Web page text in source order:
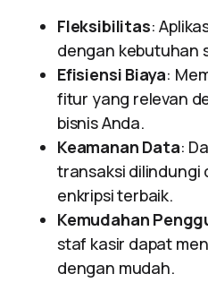
Fleksibilitas:
dengan kebutuhan
Efisiensi Biaya:
fitur yang relevan
bisnis Anda.
Keamanan Data:
transaksi dilindungi
enkripsi terbaik.
Kemudahan
staf kasir dapat
dengan mudah.